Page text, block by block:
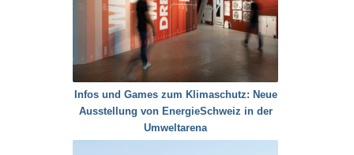
Infos und Games zum Klimaschutz: Neue
Ausstellung von EnergieSchweiz in der
Umweltarena